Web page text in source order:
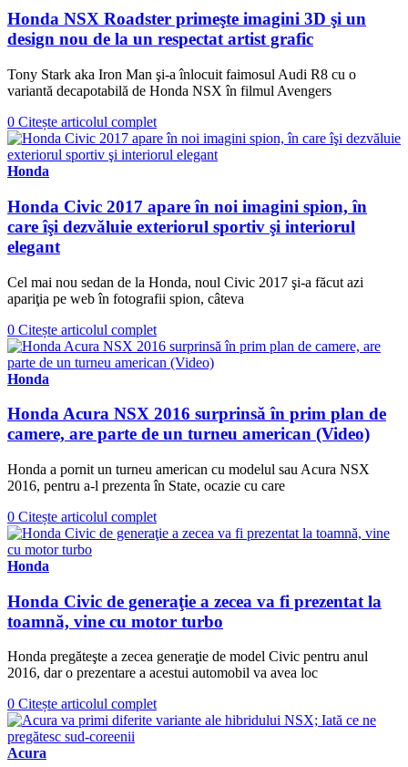
Honda NSX Roadster primeşte imagini 3D şi un
design nou de la un respectat artist grafic
Tony Stark aka Iron Man şi-a înlocuit faimosul Audi R8 cu o
variantă decapotabilă de Honda NSX în filmul Avengers
0 Citește articolul complet
Honda
Honda Civic 2017 apare în noi imagini spion, în
care îşi dezvăluie exteriorul sportiv şi interiorul
elegant
Cel mai nou sedan de la Honda, noul Civic 2017 şi-a făcut azi
apariţia pe web în fotografii spion, câteva
0 Citește articolul complet
Honda
Honda Acura NSX 2016 surprinsă în prim plan de
camere, are parte de un turneu american (Video)
Honda a pornit un turneu american cu modelul sau Acura NSX
2016, pentru a-l prezenta în State, ocazie cu care
0 Citește articolul complet
Honda
Honda Civic de generaţie a zecea va fi prezentat la
toamnă, vine cu motor turbo
Honda pregăteşte a zecea generaţie de model Civic pentru anul
2016, dar o prezentare a acestui automobil va avea loc
0 Citește articolul complet
Acura